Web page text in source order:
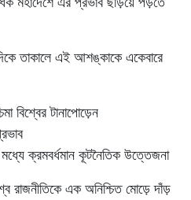
তাকালে এই আশঙ্কাকে একেবারে
বিশ্বের টানাপোড়েন
মধ্যে ক্রমবর্ধমান কূটনৈতিক উত্তেজনা
রাজনীতিকে এক অনিশ্চিত মোড়ে দাঁড়